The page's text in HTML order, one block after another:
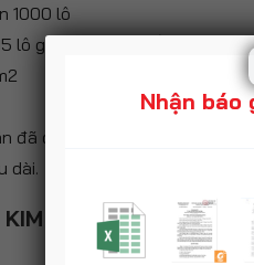
1000 lô
lô gồm 25 lô có sổ – 70 đang
đã ở
dài.
2
Nhận báo